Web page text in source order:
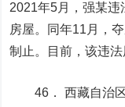
2021年5月，强某违
房屋。同年11月，
制止。目前，该违
46． 西藏自治区